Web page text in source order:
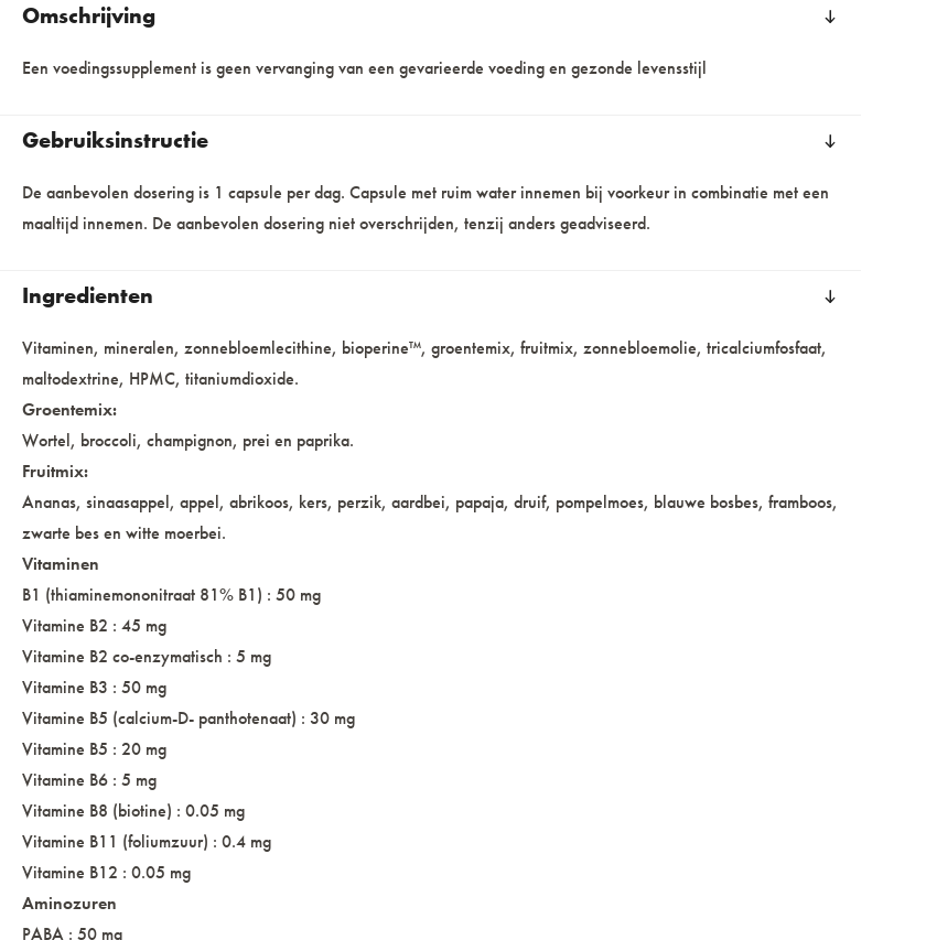
Omschrijving
Een voedingssupplement is geen vervanging van een gevarieerde voeding en gezonde levensstijl
Gebruiksinstructie
De aanbevolen dosering is 1 capsule per dag. Capsule met ruim water innemen bij voorkeur in combinatie met een
maaltijd innemen. De aanbevolen dosering niet overschrijden, tenzij anders geadviseerd.
Ingredienten
Vitaminen, mineralen, zonnebloemlecithine, bioperine™, groentemix, fruitmix, zonnebloemolie, tricalciumfosfaat,
maltodextrine, HPMC, titaniumdioxide.
Groentemix:
Wortel, broccoli, champignon, prei en paprika.
Fruitmix:
Ananas, sinaasappel, appel, abrikoos, kers, perzik, aardbei, papaja, druif, pompelmoes, blauwe bosbes, framboos,
zwarte bes en witte moerbei.
Vitaminen
B1 (thiaminemononitraat 81% B1) : 50 mg
Vitamine B2 : 45 mg
Vitamine B2 co-enzymatisch : 5 mg
Vitamine B3 : 50 mg
Vitamine B5 (calcium-D- panthotenaat) : 30 mg
Vitamine B5 : 20 mg
Vitamine B6 : 5 mg
Vitamine B8 (biotine) : 0.05 mg
Vitamine B11 (foliumzuur) : 0.4 mg
Vitamine B12 : 0.05 mg
Aminozuren
PABA : 50 mg